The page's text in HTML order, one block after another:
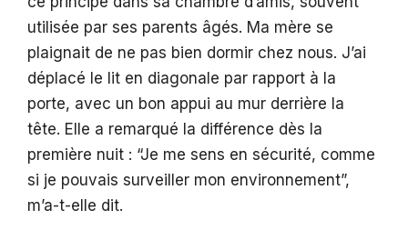
utilisée par ses parents âgés. Ma mère se
plaignait de ne pas bien dormir chez nous. J’ai
déplacé le lit en diagonale par rapport à la
porte, avec un bon appui au mur derrière la
tête. Elle a remarqué la différence dès la
première nuit : “Je me sens en sécurité, comme
si je pouvais surveiller mon environnement”,
m’a-t-elle dit.